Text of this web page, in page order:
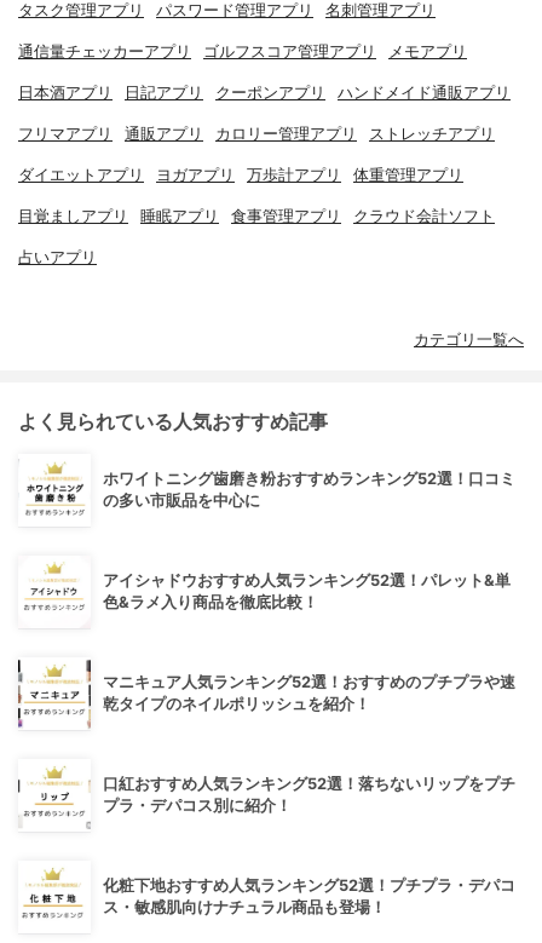
タスク管理アプリ パスワード管理アプリ 名刺管理アプリ
通信量チェッカーアプリ ゴルフスコア管理アプリ メモアプリ
日本酒アプリ 日記アプリ クーポンアプリ ハンドメイド通販アプリ
フリマアプリ 通販アプリ カロリー管理アプリ ストレッチアプリ
ダイエットアプリ ヨガアプリ 万歩計アプリ 体重管理アプリ
目覚ましアプリ 睡眠アプリ 食事管理アプリ クラウド会計ソフト
占いアプリ
カテゴリ一覧へ
よく見られている人気おすすめ記事
ホワイトニング歯磨き粉おすすめランキング52選！口コミ
の多い市販品を中心に
アイシャドウおすすめ人気ランキング52選！パレット&単
色&ラメ入り商品を徹底比較！
マニキュア人気ランキング52選！おすすめのプチプラや速
乾タイプのネイルポリッシュを紹介！
口紅おすすめ人気ランキング52選！落ちないリップをプチ
プラ・デパコス別に紹介！
化粧下地おすすめ人気ランキング52選！プチプラ・デパコ
ス・敏感肌向けナチュラル商品も登場！